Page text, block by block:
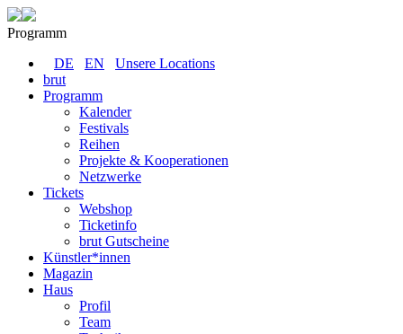
Programm
DE
EN
Unsere Locations
brut
Programm
Kalender
Festivals
Reihen
Projekte & Kooperationen
Netzwerke
Tickets
Webshop
Ticketinfo
brut Gutscheine
Künstler*innen
Magazin
Haus
Profil
Team